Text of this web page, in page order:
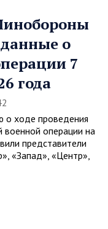
о
7
года
ходе проведения
операции на
представители
«Запад», «Центр»,